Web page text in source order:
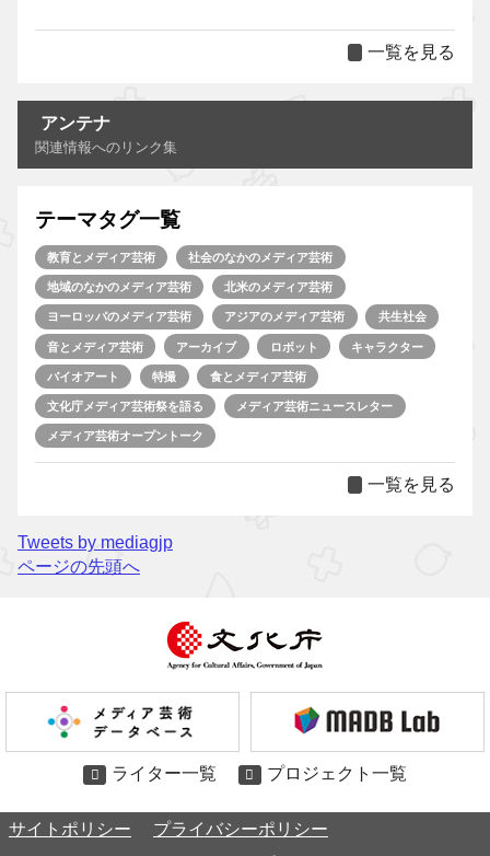
一覧を見る
アンテナ
関連情報へのリンク集
テーマタグ一覧
教育とメディア芸術 社会のなかのメディア芸術
地域のなかのメディア芸術 北米のメディア芸術
ヨーロッパのメディア芸術 アジアのメディア芸術 共生社会
音とメディア芸術 アーカイブ ロボット キャラクター
バイオアート 特撮 食とメディア芸術
文化庁メディア芸術祭を語る メディア芸術ニュースレター
メディア芸術オープントーク
一覧を見る
Tweets by mediagjp
ページの先頭へ
ライター一覧 プロジェクト一覧
サイトポリシー
プライバシーポリシー